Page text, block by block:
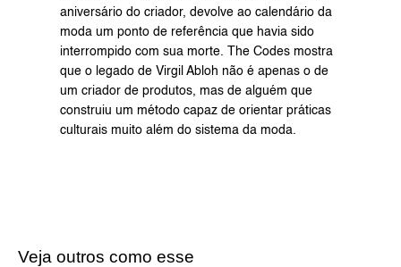
aniversário do criador, devolve ao calendário da
moda um ponto de referência que havia sido
interrompido com sua morte. The Codes mostra
que o legado de Virgil Abloh não é apenas o de
um criador de produtos, mas de alguém que
construiu um método capaz de orientar práticas
culturais muito além do sistema da moda.
Veja outros como esse